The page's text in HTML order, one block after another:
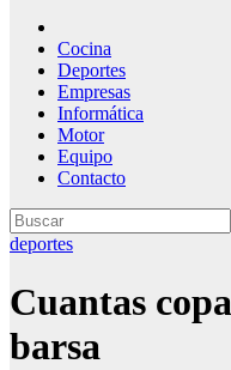
Cocina
Deportes
Empresas
Informática
Motor
Equipo
Contacto
deportes
Cuantas
barsa